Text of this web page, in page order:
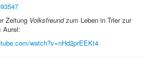
Zeitung Volksfreundzum Leben in Trier zur
Aurel:
watch?v=nHd2prEEKt4